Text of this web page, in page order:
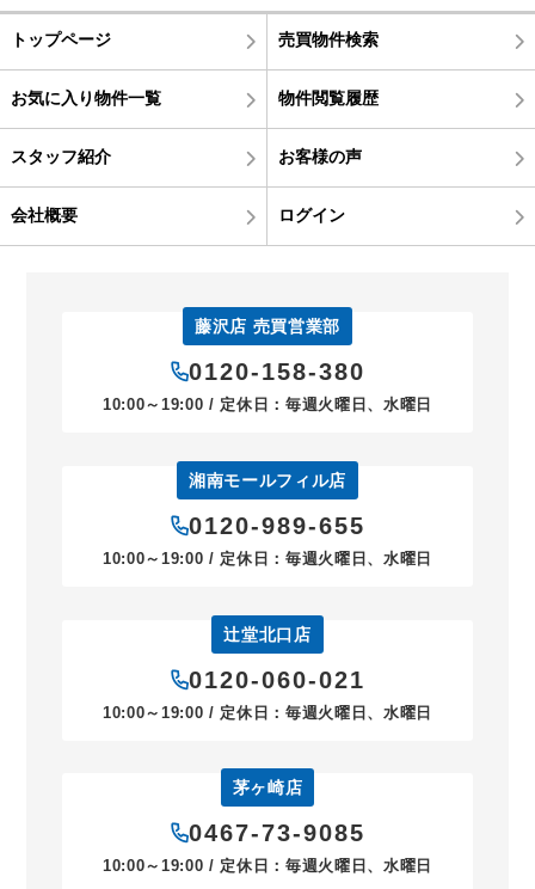
トップページ 売買物件検索
お気に入り物件一覧 物件閲覧履歴
スタッフ紹介 お客様の声
会社概要 ログイン
藤沢店 売買営業部
0120-158-380
10:00～19:00 / 定休日：毎週火曜日、水曜日
湘南モールフィル店
0120-989-655
10:00～19:00 / 定休日：毎週火曜日、水曜日
辻堂北口店
0120-060-021
10:00～19:00 / 定休日：毎週火曜日、水曜日
茅ヶ崎店
0467-73-9085
10:00～19:00 / 定休日：毎週火曜日、水曜日